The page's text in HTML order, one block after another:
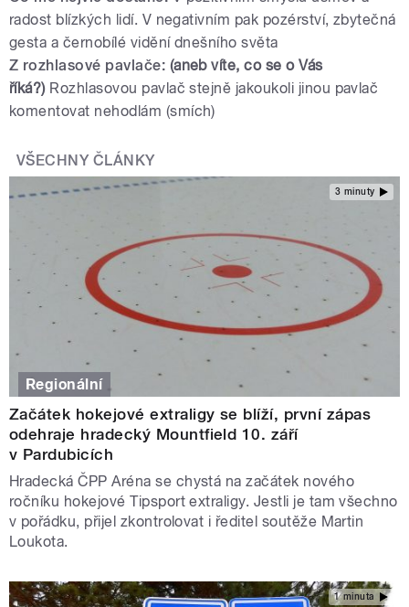
radost blízkých lidí. V negativním pak pozérství, zbytečná
gesta a černobílé vidění dnešního světa
Z rozhlasové pavlače: (aneb víte, co se o Vás
říká?) Rozhlasovou pavlač stejně jakoukoli jinou pavlač
komentovat nehodlám (smích)
VŠECHNY ČLÁNKY
3 minuty
Regionální
Začátek hokejové extraligy se blíží, první zápas
odehraje hradecký Mountfield 10. září
v Pardubicích
Hradecká ČPP Aréna se chystá na začátek nového
ročníku hokejové Tipsport extraligy. Jestli je tam všechno
v pořádku, přijel zkontrolovat i ředitel soutěže Martin
Loukota.
1 minuta